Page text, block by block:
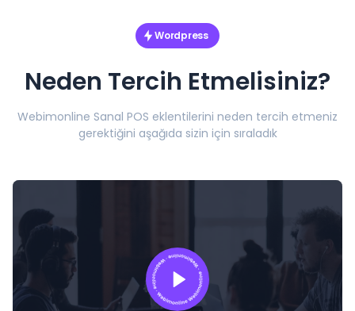
Wordpress
Neden Tercih Etmelisiniz?
Webimonline Sanal POS eklentilerini neden tercih etmeniz
gerektiğini aşağıda sizin için sıraladık